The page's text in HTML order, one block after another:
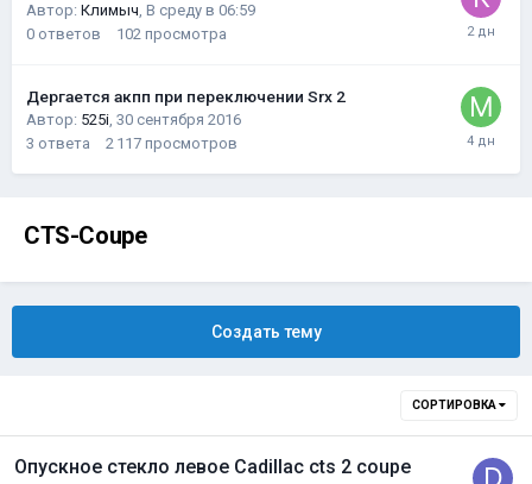
Автор: Климыч, В среду в 06:59
0 ответов 102 просмотра
Дергается акпп при переключении Srx 2
Автор: 525i, 30 сентября 2016
3 ответа 2 117 просмотров
CTS-Coupe
Создать тему
СОРТИРОВКА
Опускное стекло левое Cadillac cts 2 coupe